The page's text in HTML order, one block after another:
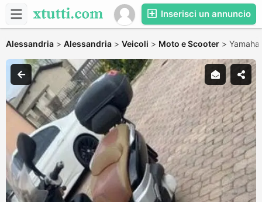
Inserisci un annuncio
Alessandria > Alessandria > Veicoli > Moto e Scooter >